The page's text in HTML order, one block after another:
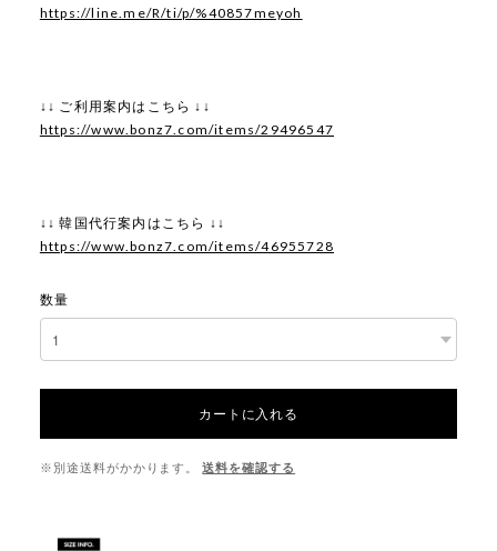
https://line.me/R/ti/p/%40857meyoh
↓↓ ご利用案内はこちら ↓↓
https://www.bonz7.com/items/29496547
↓↓ 韓国代行案内はこちら ↓↓
https://www.bonz7.com/items/46955728
数量
カートに入れる
※別途送料がかかります。 送料を確認する